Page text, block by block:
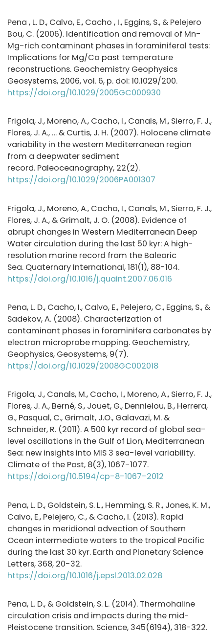
Pena , L. D., Calvo, E., Cacho , I., Eggins, S., & Pelejero
Bou, C. (2006). Identification and removal of Mn-
Mg-rich contaminant phases in foraminiferal tests:
Implications for Mg/Ca past temperature
reconstructions. Geochemistry Geophysics
Geosystems, 2006, vol. 6, p. doi: 10.1029/200.
https://doi.org/10.1029/2005GC000930
Frigola, J., Moreno, A., Cacho, I., Canals, M., Sierro, F. J.,
Flores, J. A., … & Curtis, J. H. (2007). Holocene climate
variability in the western Mediterranean region
from a deepwater sediment
record. Paleoceanography, 22(2).
https://doi.org/10.1029/2006PA001307
Frigola, J., Moreno, A., Cacho, I., Canals, M., Sierro, F. J.,
Flores, J. A., & Grimalt, J. O. (2008). Evidence of
abrupt changes in Western Mediterranean Deep
Water circulation during the last 50 kyr: A high-
resolution marine record from the Balearic
Sea. Quaternary International, 181(1), 88-104.
https://doi.org/10.1016/j.quaint.2007.06.016
Pena, L. D., Cacho, I., Calvo, E., Pelejero, C., Eggins, S., &
Sadekov, A. (2008). Characterization of
contaminant phases in foraminifera carbonates by
electron microprobe mapping. Geochemistry,
Geophysics, Geosystems, 9(7).
https://doi.org/10.1029/2008GC002018
Frigola, J., Canals, M., Cacho, I., Moreno, A., Sierro, F. J.,
Flores, J. A., Berné, S., Jouet, G., Dennielou, B., Herrera,
G., Pasqual, C., Grimalt, J.O., Galavazi, M. &
Schneider, R. (2011). A 500 kyr record of global sea-
level oscillations in the Gulf of Lion, Mediterranean
Sea: new insights into MIS 3 sea-level variability.
Climate of the Past, 8(3), 1067-1077.
https://doi.org/10.5194/cp-8-1067-2012
Pena, L. D., Goldstein, S. L., Hemming, S. R., Jones, K. M.,
Calvo, E., Pelejero, C., & Cacho, I. (2013). Rapid
changes in meridional advection of Southern
Ocean intermediate waters to the tropical Pacific
during the last 30 kyr. Earth and Planetary Science
Letters, 368, 20-32.
https://doi.org/10.1016/j.epsl.2013.02.028
Pena, L. D., & Goldstein, S. L. (2014). Thermohaline
circulation crisis and impacts during the mid-
Pleistocene transition. Science, 345(6194), 318-322.